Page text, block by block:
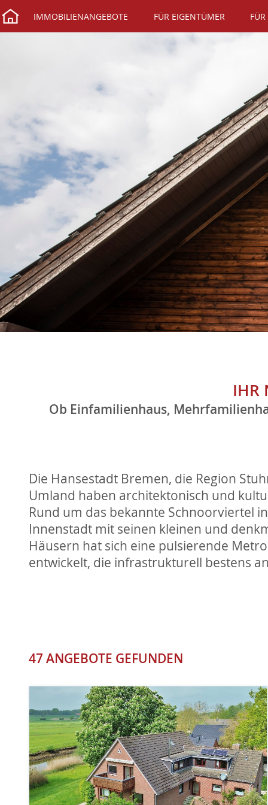
IMMOBILIENANGEBOTE FÜR EIGENTÜMER
IHR
Ob Einfamilienhaus,
Die Hansestadt Bremen, die Region
Umland haben architektonisch und
Rund um das bekannte Schnoorviertel
Innenstadt mit seinen kleinen und
Häusern hat sich eine pulsierende
entwickelt, die infrastrukturell bestens
47 ANGEBOTE GEFUNDEN